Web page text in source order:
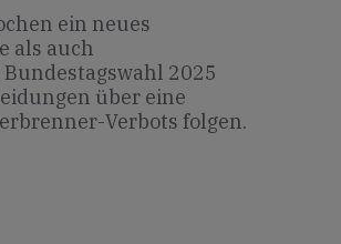
ein neues
als auch
2025
über eine
Verbots folgen.